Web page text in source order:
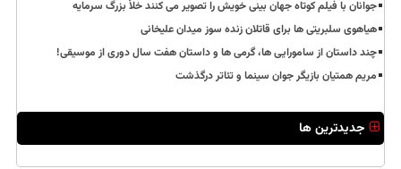
جوانان با فیلم کوتاه جهان بینی خویش را تصویر می کنند خلأ بزرگ سرمایه
هیاهوی سلبریتی ها برای قاتلان زنده سوز میدان علیخانی
چند داستان از سامورایی ها، گرمی ها و داستان هفت سال دوری از موسیقی!
مریم همتیان بازیگر جوان سینما و تئاتر درگذشت
جدیدترین ها